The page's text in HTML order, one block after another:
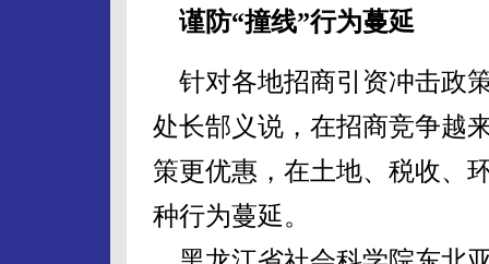
谨防“撞线”行为蔓延
针对各地招商引资冲击政
处长郜义说，在招商竞争越
策更优惠，在土地、税收、
种行为蔓延。